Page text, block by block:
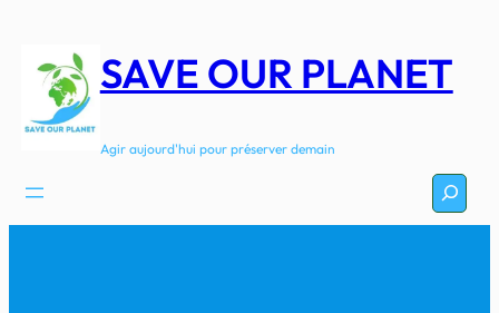
contenu
SAVE OUR PLANET
Agir aujourd'hui pour préserver demain